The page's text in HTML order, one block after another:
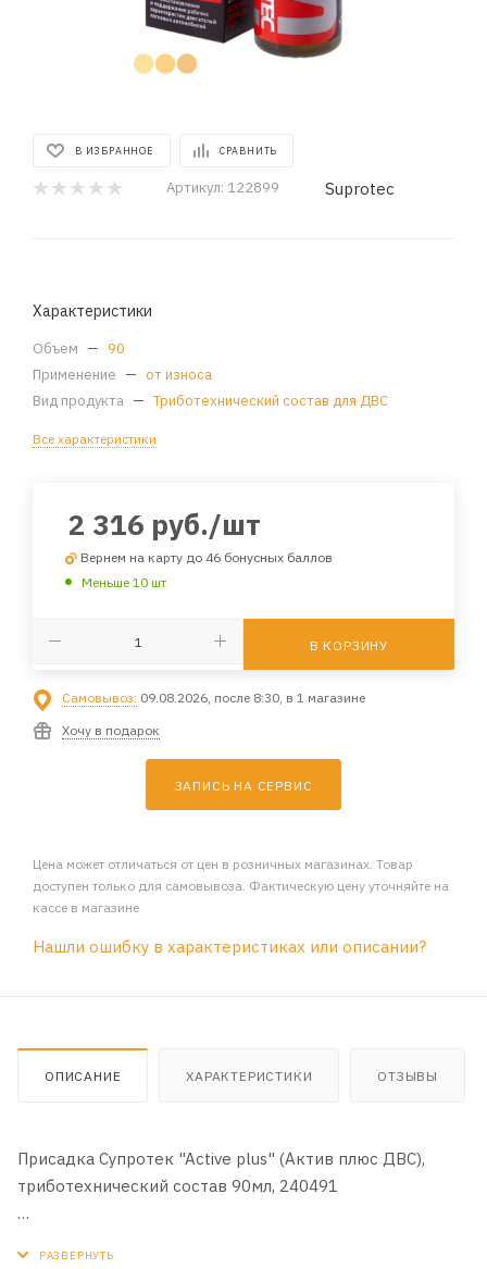
В ИЗБРАННОЕ СРАВНИТЬ
Артикул: 122899 Suprotec
Характеристики
Объем — 90
Применение — от износа
Вид продукта — Триботехнический состав для ДВС
Все характеристики
2 316 руб./шт
Вернем на карту до 46 бонусных баллов
Меньше 10 шт
В КОРЗИНУ
Самовывоз: 09.08.2026, после 8:30, в 1 магазине
Хочу в подарок
ЗАПИСЬ НА СЕРВИС
Цена может отличаться от цен в розничных магазинах. Товар
доступен только для самовывоза. Фактическую цену уточняйте на
кассе в магазине
Нашли ошибку в характеристиках или описании?
ОПИСАНИЕ ХАРАКТЕРИСТИКИ ОТЗЫВЫ
Присадка Супротек "Active plus" (Актив плюс ДВС),
триботехнический состав 90мл, 240491